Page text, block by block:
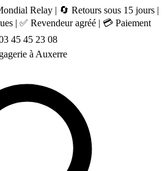
Relay | 🔄 Retours sous 15 jours |
| ✅ Revendeur agréé | 💳 Paiement
45 45 23 08
à Auxerre